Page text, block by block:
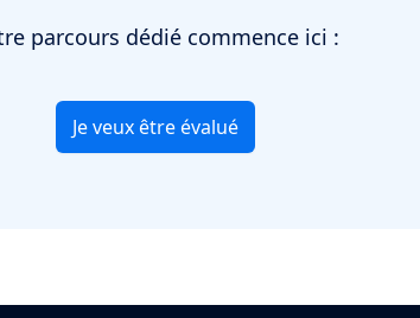
parcours dédié commence ici :
Je veux être évalué